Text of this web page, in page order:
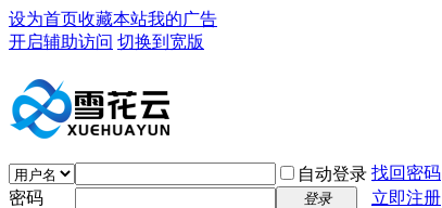
设为首页收藏本站我的广告
开启辅助访问 切换到宽版
自动登录 找回密码
密码
登录 立即注册